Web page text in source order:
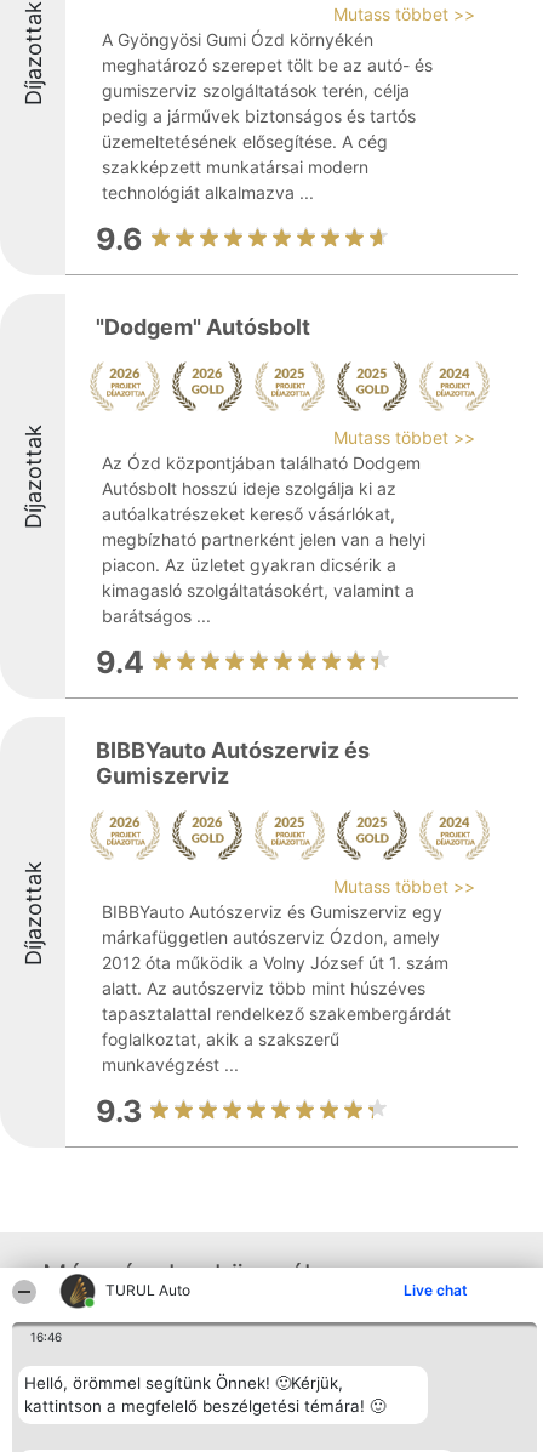
TURUL Auto Live chat
16:46
Helló, örömmel segítünk Önnek! 🙂Kérjük,
kattintson a megfelelő beszélgetési témára! 🙂
Díjazottak
Mutass többet >>
A Gyöngyösi Gumi Ózd környékén
meghatározó szerepet tölt be az autó- és
gumiszerviz szolgáltatások terén, célja
pedig a járművek biztonságos és tartós
üzemeltetésének elősegítése. A cég
szakképzett munkatársai modern
technológiát alkalmazva ...
9.6
Díjazottak
"Dodgem" Autósbolt
Mutass többet >>
Az Ózd központjában található Dodgem
Autósbolt hosszú ideje szolgálja ki az
autóalkatrészeket kereső vásárlókat,
megbízható partnerként jelen van a helyi
piacon. Az üzletet gyakran dicsérik a
kimagasló szolgáltatásokért, valamint a
barátságos ...
9.4
Díjazottak
BIBBYauto Autószerviz és
Gumiszerviz
Mutass többet >>
BIBBYauto Autószerviz és Gumiszerviz egy
márkafüggetlen autószerviz Ózdon, amely
2012 óta működik a Volny József út 1. szám
alatt. Az autószerviz több mint húszéves
tapasztalattal rendelkező szakembergárdát
foglalkoztat, akik a szakszerű
munkavégzést ...
9.3
Más cégek a környéken
SC Beautiful Company S.R.L.
Bulevardul Aleea Timișul De
Sus Nr. 2, Bl. A30, Sc. A, Et.
4, Ap. 13
Nyertesek
Az összes
díjazottak
listája
Elérhetőség